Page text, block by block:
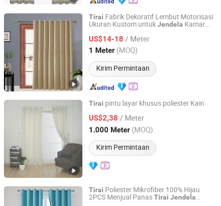
Tirai Fabrik Dekoratif Lembut Motorisasi
Ukuran Kustom untukJendela Kamar
US$14-18 / Meter
1 Meter (MOQ)
Kirim Permintaan
SHAOXING KEQIAO HENGFENG CURTAIN FACTORY
Zhejiang, China Harga mulai 2008
Tirai pintu layar khusus poliester Kain
US$2,38 / Meter
1.000 Meter (MOQ)
Kirim Permintaan
Ningbo Yuqi Textile Co., Ltd.
Zhejiang, China Harga mulai 2025
Tirai Poliester Mikrofiber 100% Hijau
2PCS Menjual PanasTirai Jendela
Chengdu Molee Textile Co., Ltd.